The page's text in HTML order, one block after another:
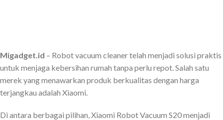
Migadget.id – Robot vacuum cleaner telah menjadi solusi praktis
untuk menjaga kebersihan rumah tanpa perlu repot. Salah satu
merek yang menawarkan produk berkualitas dengan harga
terjangkau adalah Xiaomi.
Di antara berbagai pilihan, Xiaomi Robot Vacuum S20 menjadi